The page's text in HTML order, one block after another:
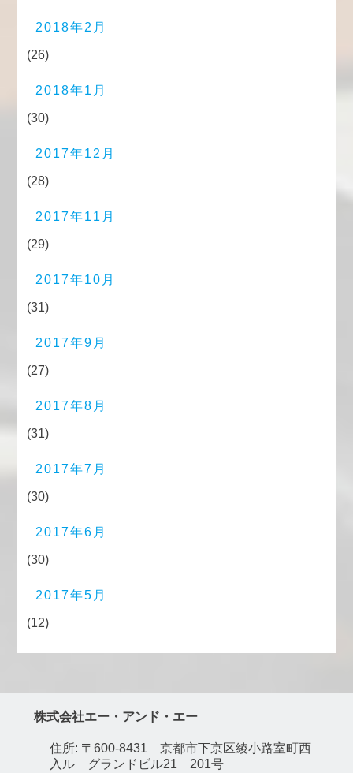
2018年2月
(26)
2018年1月
(30)
2017年12月
(28)
2017年11月
(29)
2017年10月
(31)
2017年9月
(27)
2017年8月
(31)
2017年7月
(30)
2017年6月
(30)
2017年5月
(12)
株式会社エー・アンド・エー
住所: 〒600-8431 京都市下京区綾小路室町西
入ル グランドビル21 201号